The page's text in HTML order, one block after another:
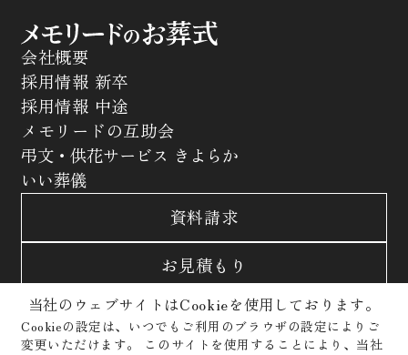
会社概要
採用情報 新卒
採用情報 中途
メモリードの互助会
弔文・供花サービス きよらか
いい葬儀
資料請求
お見積もり
お問合わせ
サイトポリシー プライバシーポリシー
当社のウェブサイトはCookieを使用しております。
Cookieの設定は、いつでもご利用のブラウザの設定によりご
変更いただけます。
このサイトを使用することにより、当社